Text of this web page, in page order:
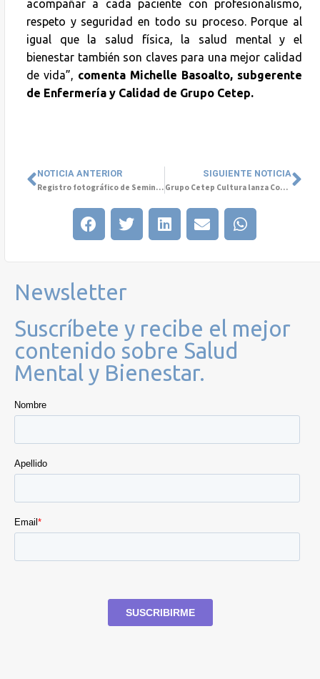
acompañar a cada paciente con profesionalismo,
respeto y seguridad en todo su proceso. Porque al
igual que la salud física, la salud mental y el
bienestar también son claves para una mejor calidad
de vida”, comenta Michelle Basoalto, subgerente
de Enfermería y Calidad de Grupo Cetep.
NOTICIA ANTERIOR
Registro fotográfico de Seminario “Nuevas Generaciones en Crisis”
SIGUIENTE NOTICIA
Grupo Cetep Cultura lanza Convocatoria Internacional de Cuentos Breves de Salud Mental infanto-juvenil
Newsletter
Suscríbete y recibe el mejor
contenido sobre Salud
Mental y Bienestar.